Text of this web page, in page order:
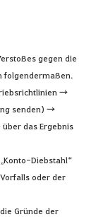
gegen die
folgendermaßen.
→
senden) →
das Ergebnis
Diebstahl“
oder der
Gründe der